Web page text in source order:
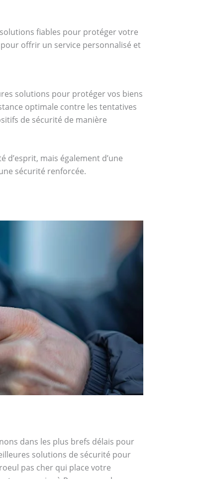
fiables pour protéger votre
offrir un service personnalisé et
solutions pour protéger vos biens
optimale contre les tentatives
de sécurité de manière
mais également d’une
sécurité renforcée.
dans les plus brefs délais pour
solutions de sécurité pour
pas cher qui place votre